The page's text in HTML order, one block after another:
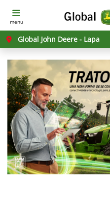
menu
Global John Deere - Lapa